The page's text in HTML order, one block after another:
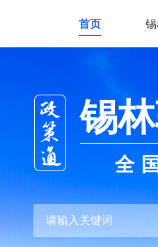
首页
锡
全